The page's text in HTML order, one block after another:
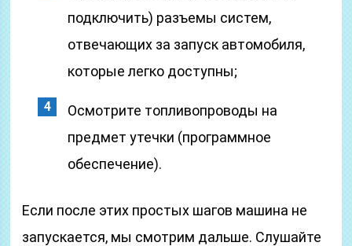
подключить) разъемы систем,
отвечающих за запуск автомобиля,
которые легко доступны;
Осмотрите топливопроводы на
предмет утечки (программное
обеспечение).
Если после этих простых шагов машина не
запускается, мы смотрим дальше. Слушайте